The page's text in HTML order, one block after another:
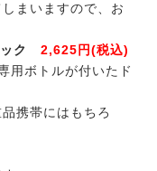
まいますので、お
ック2,625円(税込)
用ボトルが付いたド
携帯にはもちろ